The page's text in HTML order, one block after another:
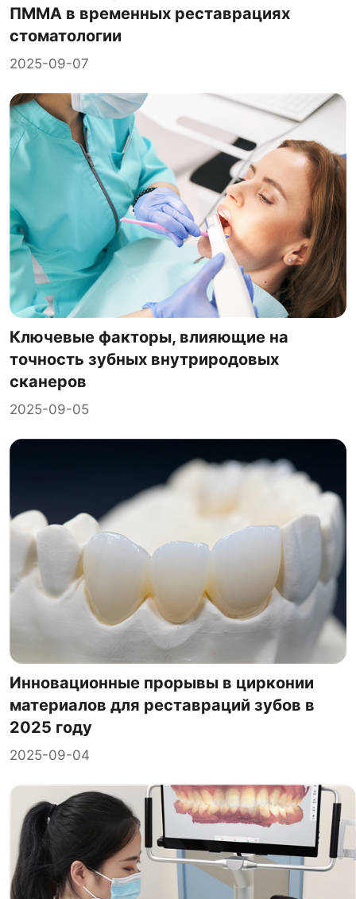
ПММА в временных реставрациях
стоматологии
2025-09-07
Ключевые факторы, влияющие на
точность зубных внутриродовых
сканеров
2025-09-05
Инновационные прорывы в цирконии
материалов для реставраций зубов в
2025 году
2025-09-04